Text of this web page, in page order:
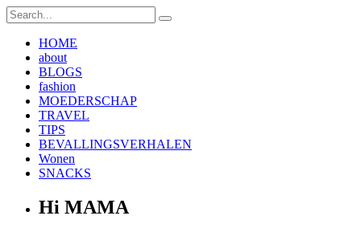
HOME
about
BLOGS
fashion
MOEDERSCHAP
TRAVEL
TIPS
BEVALLINGSVERHALEN
Wonen
SNACKS
Hi MAMA